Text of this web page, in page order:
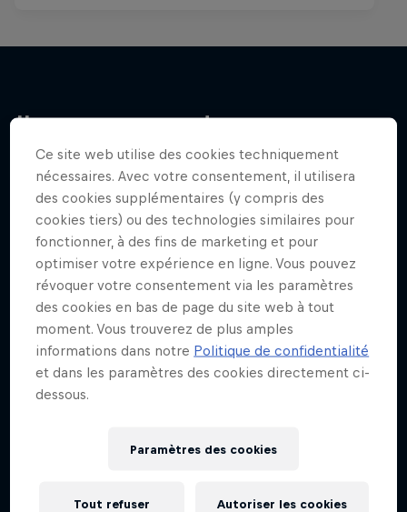
J'en veux encore !
Ce site web utilise des cookies techniquement
nécessaires. Avec votre consentement, il utilisera
des cookies supplémentaires (y compris des
cookies tiers) ou des technologies similaires pour
fonctionner, à des fins de marketing et pour
optimiser votre expérience en ligne. Vous pouvez
révoquer votre consentement via les paramètres
des cookies en bas de page du site web à tout
moment. Vous trouverez de plus amples
informations dans notre Politique de confidentialité
et dans les paramètres des cookies directement ci-
dessous.
Paramètres des cookies
Tout refuser Autoriser les cookies